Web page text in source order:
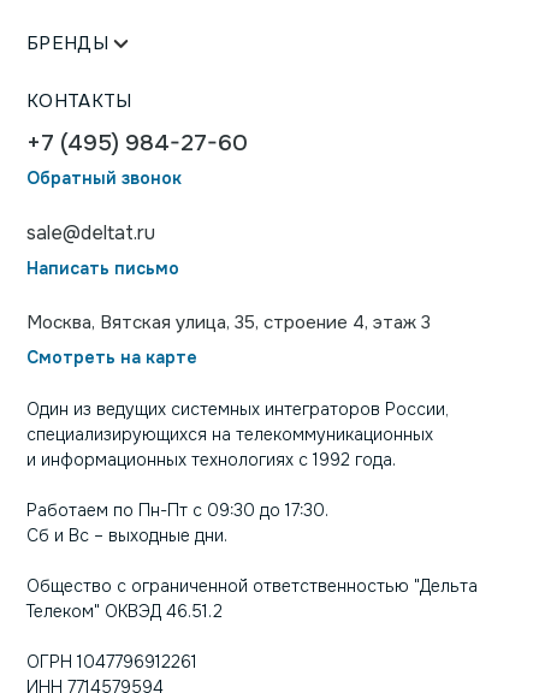
БРЕНДЫ
КОНТАКТЫ
+7 (495) 984-27-60
Обратный звонок
sale@deltat.ru
Написать письмо
Москва, Вятская улица, 35, строение 4, этаж 3
Смотреть на карте
Один из ведущих системных интеграторов России,
специализирующихся на телекоммуникационных
и информационных технологиях с 1992 года.
Работаем по Пн-Пт с 09:30 до 17:30.
Сб и Вс – выходные дни.
Общество с ограниченной ответственностью "Дельта
Телеком" ОКВЭД 46.51.2
ОГРН 1047796912261
ИНН 7714579594